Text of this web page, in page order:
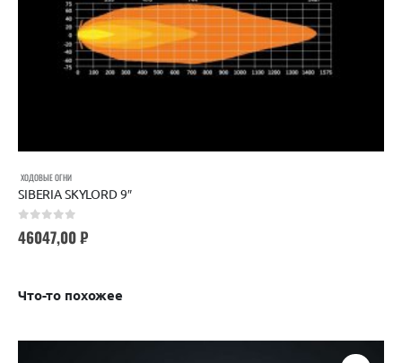
ХОДОВЫЕ ОГНИ
SIBERIA SKYLORD 9″
46047,00₽
Что-то похожее